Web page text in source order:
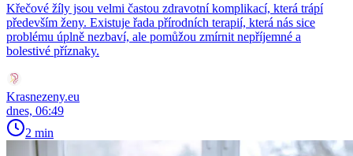
Křečové žíly jsou velmi častou zdravotní komplikací, která trápí
především ženy. Existuje řada přírodních terapií, která nás sice
problému úplně nezbaví, ale pomůžou zmírnit nepříjemné a
bolestivé příznaky.
Krasnezeny.eu
dnes, 06:49
2 min